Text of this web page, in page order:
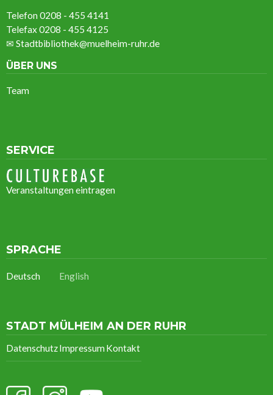
Telefon 0208 - 455 4141
Telefax 0208 - 455 4125
✉ Stadtbibliothek@muelheim-ruhr.de
ÜBER UNS
Team
SERVICE
Veranstaltungen eintragen
SPRACHE
Deutsch English
STADT MÜLHEIM AN DER RUHR
DatenschutzImpressum Kontakt